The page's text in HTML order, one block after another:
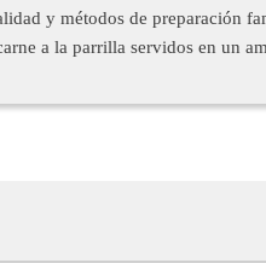
y métodos de preparación
a la parrilla servidos en un